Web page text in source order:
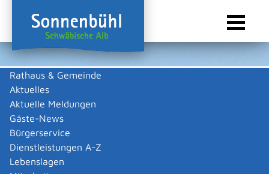
Rathaus & Gemeinde
Aktuelles
Aktuelle Meldungen
Gäste-News
Bürgerservice
Dienstleistungen A-Z
Lebenslagen
Sie sind hier:
Gewerbeliste